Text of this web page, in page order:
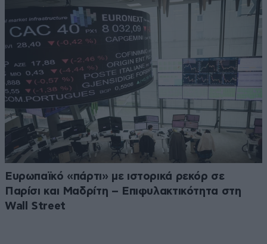
Ευρωπαϊκό «πάρτι» με ιστορικά ρεκόρ σε
Παρίσι και Μαδρίτη – Επιφυλακτικότητα στη
Wall Street